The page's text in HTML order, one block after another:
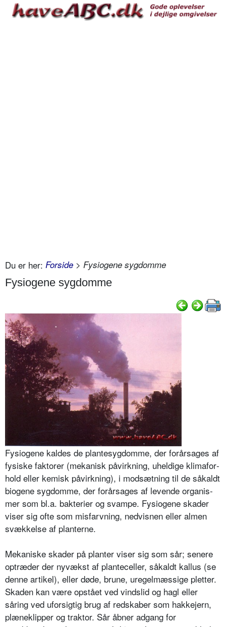
Du er her: Forside > Fysiogene sygdomme
Fysiogene sygdomme
Fysiogene kaldes de plantesygdomme, der forårsages af
fysiske faktorer (me­kanisk påvirkning, uheldige klimafor­
hold eller kemisk påvirkning), i mod­sætning til de såkaldt
biogene sygdom­me, der forårsages af levende organis­
mer som bl.a. bakterier og svampe. Fysiogene skader
viser sig ofte som misfarvning, nedvisnen eller almen
svækkelse af planterne.
Mekaniske skader på planter viser sig som sår; senere
optræder der nyvækst af planteceller, såkaldt kallus (se
den­ne artikel), eller døde, brune, uregel­mæssige pletter.
Skaden kan være op­stået ved vindslid og hagl eller
såring ved uforsigtig brug af redskaber som hakkejern,
plæneklipper og traktor. Sår åbner adgang for